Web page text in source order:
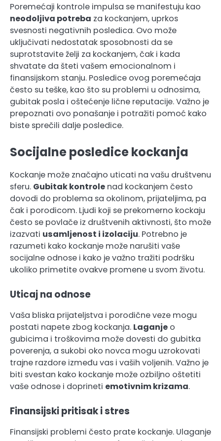
Poremećaji kontrole impulsa se manifestuju kao
neodoljiva potreba za kockanjem, uprkos
svesnosti negativnih posledica. Ovo može
uključivati nedostatak sposobnosti da se
suprotstavite želji za kockanjem, čak i kada
shvatate da šteti vašem emocionalnom i
finansijskom stanju. Posledice ovog poremećaja
često su teške, kao što su problemi u odnosima,
gubitak posla i oštećenje lične reputacije. Važno je
prepoznati ovo ponašanje i potražiti pomoć kako
biste sprečili dalje posledice.
Socijalne posledice kockanja
Kockanje može značajno uticati na vašu društvenu
sferu. Gubitak kontrole nad kockanjem često
dovodi do problema sa okolinom, prijateljima, pa
čak i porodicom. Ljudi koji se prekomerno kockaju
često se povlače iz društvenih aktivnosti, što može
izazvati usamljenost i izolaciju. Potrebno je
razumeti kako kockanje može narušiti vaše
socijalne odnose i kako je važno tražiti podršku
ukoliko primetite ovakve promene u svom životu.
Uticaj na odnose
Vaša bliska prijateljstva i porodične veze mogu
postati napete zbog kockanja. Laganje o
gubicima i troškovima može dovesti do gubitka
poverenja, a sukobi oko novca mogu uzrokovati
trajne razdore između vas i vaših voljenih. Važno je
biti svestan kako kockanje može ozbiljno oštetiti
vaše odnose i doprineti emotivnim krizama.
Finansijski pritisak i stres
Finansijski problemi često prate kockanje. Ulaganje